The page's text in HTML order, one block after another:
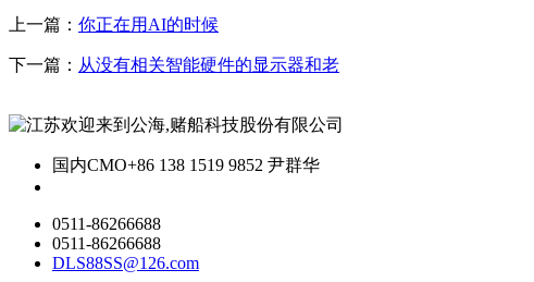
上一篇： 你正在用AI的时候
下一篇： 从没有相关智能硬件的显示器和老
国内CMO+86 138 1519 9852 尹群华
0511-86266688
0511-86266688
DLS88SS@126.com